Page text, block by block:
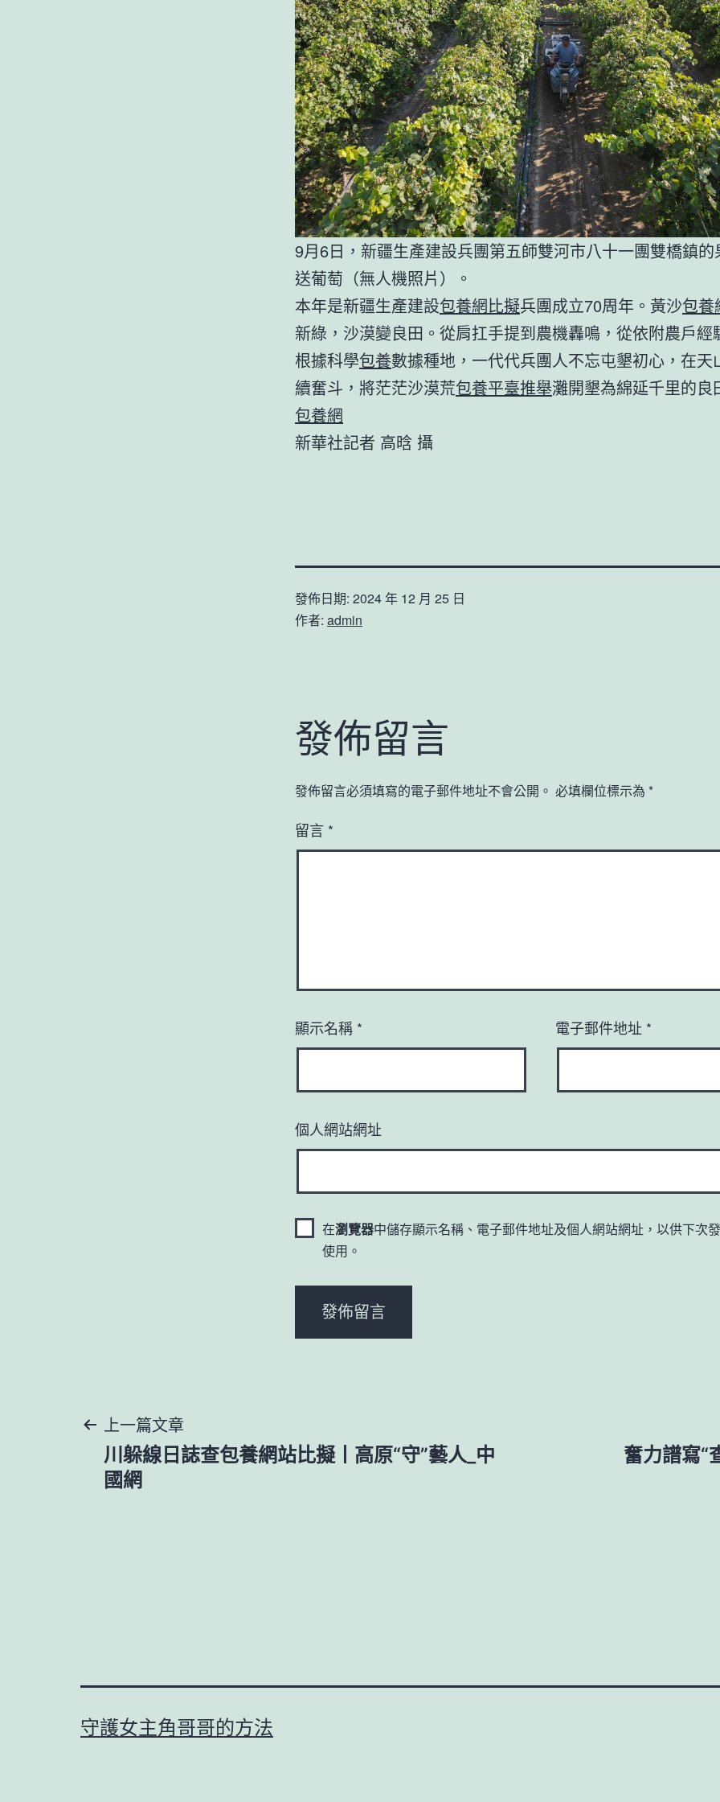
9月6日，新疆生產建設兵團第五師雙河市八十一團雙橋鎮的
送葡萄（無人機照片）。
本年是新疆生產建設包養網比擬兵團成立70周年。黃沙包養
新綠，沙漠變良田。從肩扛手提到農機轟鳴，從依附農戶經
根據科學包養數據種地，一代代兵團人不忘屯墾初心，在天
續奮斗，將茫茫沙漠荒包養平臺推舉灘開墾為綿延千里的良
包養網
新華社記者 高晗 攝
發佈日期: 2024 年 12 月 25 日
作者: admin
發佈留言
發佈留言必須填寫的電子郵件地址不會公開。 必填欄位標示為 *
留言 *
顯示名稱 * 電子郵件地址 *
個人網站網址
在瀏覽器中儲存顯示名稱、電子郵件地址及個人網站網址，以供下次
使用。
文
章
上一篇文章
川躲線日誌查包養網站比擬丨高原“守”藝人_中
國網
奮力譜寫“
守護女主角哥哥的方法